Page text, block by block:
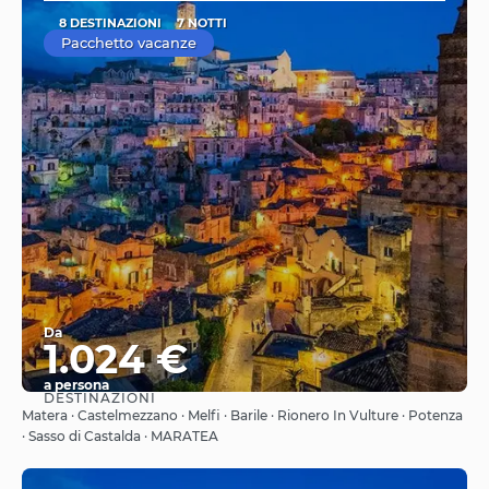
8 DESTINAZIONI 7 NOTTI
Pacchetto vacanze
Da
1.024 €
a persona
Vedere
DESTINAZIONI
Matera · Castelmezzano · Melfi · Barile · Rionero In Vulture · Potenza
· Sasso di Castalda · MARATEA